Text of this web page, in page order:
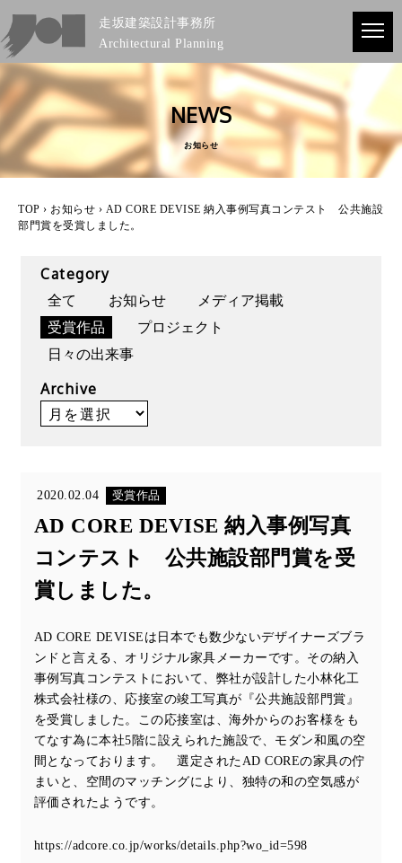
走坂建築設計事務所
Architectural Planning
NEWS
お知らせ
TOP › お知らせ › AD CORE DEVISE 納入事例写真コンテスト 公共施設
部門賞を受賞しました。
Category
全て お知らせ
メディア掲載
受賞作品
プロジェクト
日々の出来事
Archive
2020.02.04 受賞作品
AD CORE DEVISE 納入事例写真
コンテスト 公共施設部門賞を受
賞しました。
AD CORE DEVISEは日本でも数少ないデザイナーズブラ
ンドと言える、オリジナル家具メーカーです。その納入
事例写真コンテストにおいて、弊社が設計した小林化工
株式会社様の、応接室の竣工写真が『公共施設部門賞』
を受賞しました。この応接室は、海外からのお客様をも
てなす為に本社5階に設えられた施設で、モダン和風の空
間となっております。 選定されたAD COREの家具の佇
まいと、空間のマッチングにより、独特の和の空気感が
評価されたようです。
https://adcore.co.jp/works/details.php?wo_id=598